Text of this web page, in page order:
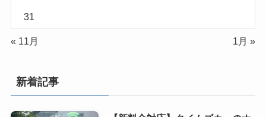
31
« 11月 1月 »
新着記事